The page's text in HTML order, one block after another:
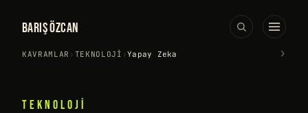
BARIŞ ÖZCAN
KAVRAMLAR › TEKNOLOJI ›Yapay Zeka ›
TEKNOLOJI